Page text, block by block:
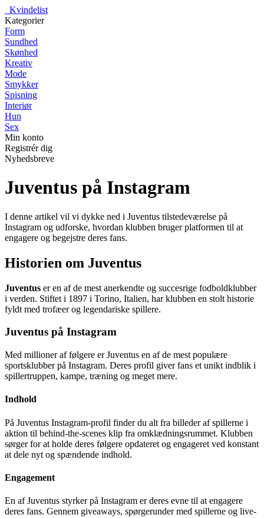
Kvindelist
Kategorier
Form
Sundhed
Skønhed
Kreativ
Mode
Smykker
Spisning
Interiør
Hun
Sex
Min konto
Registrér dig
Nyhedsbreve
Juventus på Instagram
I denne artikel vil vi dykke ned i Juventus tilstedeværelse på
Instagram og udforske, hvordan klubben bruger platformen til at
engagere og begejstre deres fans.
Historien om Juventus
Juventus er en af de mest anerkendte og succesrige fodboldklubber
i verden. Stiftet i 1897 i Torino, Italien, har klubben en stolt historie
fyldt med trofæer og legendariske spillere.
Juventus på Instagram
Med millioner af følgere er Juventus en af de mest populære
sportsklubber på Instagram. Deres profil giver fans et unikt indblik i
spillertruppen, kampe, træning og meget mere.
Indhold
På Juventus Instagram-profil finder du alt fra billeder af spillerne i
aktion til behind-the-scenes klip fra omklædningsrummet. Klubben
sørger for at holde deres følgere opdateret og engageret ved konstant
at dele nyt og spændende indhold.
Engagement
En af Juventus styrker på Instagram er deres evne til at engagere
deres fans. Gennem giveaways, spørgerunder med spillerne og live-